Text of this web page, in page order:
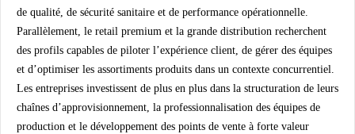
de qualité, de sécurité sanitaire et de performance opérationnelle.
Parallèlement, le retail premium et la grande distribution recherchent
des profils capables de piloter l’expérience client, de gérer des équipes
et d’optimiser les assortiments produits dans un contexte concurrentiel.
Les entreprises investissent de plus en plus dans la structuration de leurs
chaînes d’approvisionnement, la professionnalisation des équipes de
production et le développement des points de vente à forte valeur